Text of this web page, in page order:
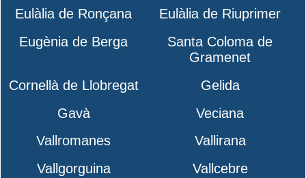
Eulàlia de Ronçana
Eulàlia de Riuprimer
Eugènia de Berga
Santa Coloma de
Gramenet
Cornellà de Llobregat
Gelida
Gavà
Veciana
Vallromanes
Vallirana
Vallgorguina
Vallcebre